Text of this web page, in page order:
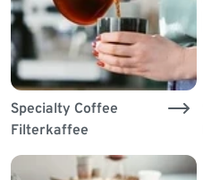
Specialty Coffee
Filterkaffee